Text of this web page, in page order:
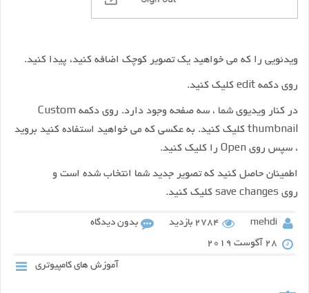
ویدئویی را که می خواهید یک تصویر کوچک اضافه کنید، پیدا کنید.
روی دکمه edit کلیک کنید.
در کنار ویدیوی شما ، سه صفحه وجود دارد. روی دکمه Custom
thumbnail کلیک کنید. به عکسی که می خواهید استفاده کنید بروید
، سپس روی Open را کلیک کنید.
اطمینان حاصل کنید که تصویر جدید شما انتخاب شده است و
روی save changes کلیک کنید.
mehdi 2784 بازدید
بدون دیدگاه
28 آگوست 2019
آموزش های کامپیوتری